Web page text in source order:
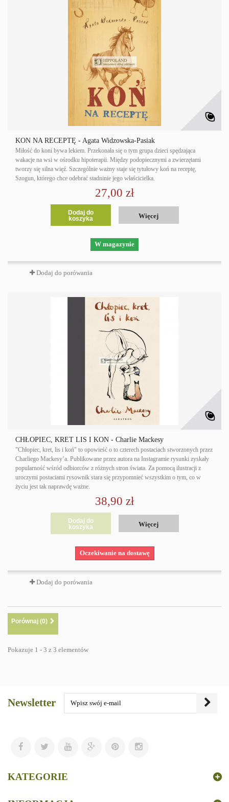
KOŃ NA RECEPTĘ - Agata Widzowska-Pasiak
Miłość do koni bywa lekiem. Przekonała się o tym grupa dzieci spędzająca
wakacje na wsi w ośrodku hipoterapii. Między podopiecznymi a zwierzętami
tworzy się silna więź. Szczególnie ważny staje się tytułowy koń na receptę,
Szogun, którego chce odebrać stadninie jego właścicielka.
27,00 zł
Dodaj do
koszyka
Więcej
W magazynie
Dodaj do porówania
CHŁOPIEC, KRET LIS I KOŃ - Charlie Mackesy
"Chłopiec, kret, lis i koń" to opowieść o to czterech postaciach stworzonych przez
Charliego Mackesy’a. Publikowane przez autora na Instagramie rysunki zyskały
popularność wśród odbiorców z różnych stron świata. Za pomocą ilustracji z
uroczymi postaciami rysownik stara się przypomnieć wszystkim o tym, co w
życiu jest tak naprawdę ważne.
38,90 zł
Dodaj do
koszyka
Więcej
Oczekiwanie na dostawę
Dodaj do porówania
Porównaj (0)
Pokazuje 1 - 3 z 3 elementów
Newsletter
KATEGORIE